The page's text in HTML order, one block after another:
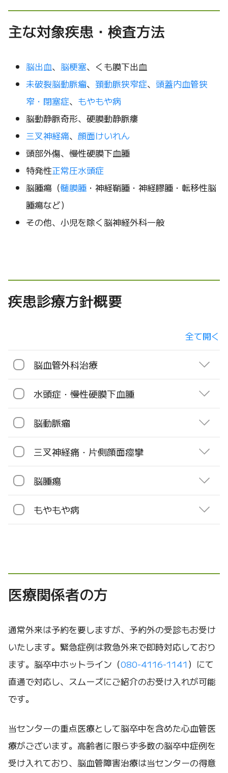
主な対象疾患・検査方法
脳出血、 脳梗塞、くも膜下出血
未破裂脳動脈瘤、 頚動脈狭窄症、 頭蓋内血管狭
窄・閉塞症、 もやもや病
脳動静脈奇形、硬膜動静脈瘻
三叉神経痛、 顔面けいれん
頭部外傷、慢性硬膜下血腫
特発性正常圧水頭症
脳腫瘍（髄膜腫 ・神経鞘腫・神経膠腫・転移性脳
腫瘍など）
その他、小児を除く脳神経外科一般
疾患診療方針概要
脳血管外科治療
水頭症・慢性硬膜下血腫
脳動脈瘤
三叉神経痛・片側顔面痙攣
脳腫瘍
もやもや病
医療関係者の方
通常外来は予約を要しますが、予約外の受診もお受け
いたします。緊急症例は救急外来で即時対応しており
ます。脳卒中ホットライン（080-4116-1141 ）にて
直通で対応し、スムーズにご紹介のお受け入れが可能
です。
当センターの重点医療として脳卒中を含めた心血管医
療がございます。高齢者に限らず多数の脳卒中症例を
受け入れており、脳血管障害治療は当センターの得意